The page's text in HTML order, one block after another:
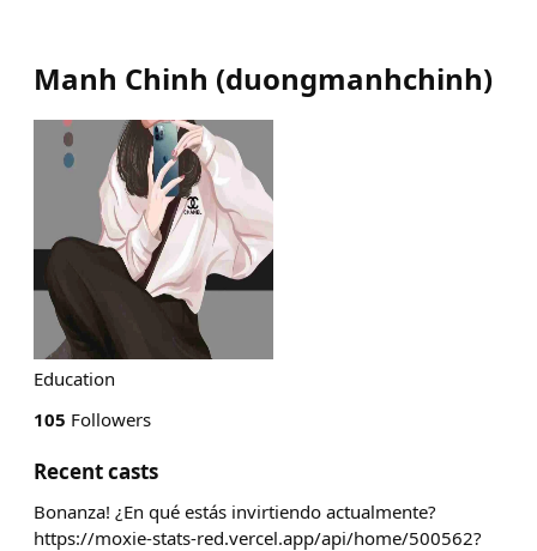
Manh Chinh (duongmanhchinh)
Education
105 Followers
Recent casts
Bonanza! ¿En qué estás invirtiendo actualmente?
https://moxie-stats-red.vercel.app/api/home/500562?